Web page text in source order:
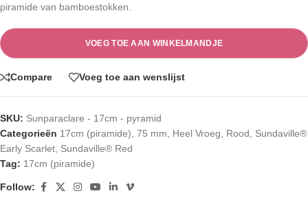
piramide van bamboestokken.
VOEG TOE AAN WINKELMANDJE
Compare Voeg toe aan wenslijst
SKU: Sunparaclare - 17cm - pyramid
Categorieën 17cm (piramide) 75 mm Heel Vroeg Rood
Sundaville®
Early Scarlet Sundaville® Red
Tag: 17cm (piramide)
Follow: